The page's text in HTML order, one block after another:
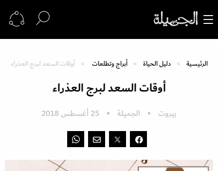
الرئيسية دليل الحياة أبراج وتطلعات أوقات السعد لبرج العذراء
أوقات السعد لبرج العذراء
بيروت الجميلة 25 أغسطس 2018